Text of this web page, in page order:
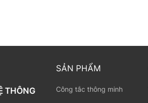
THÔNG
SẢN PHẨM
Công tắc thông minh